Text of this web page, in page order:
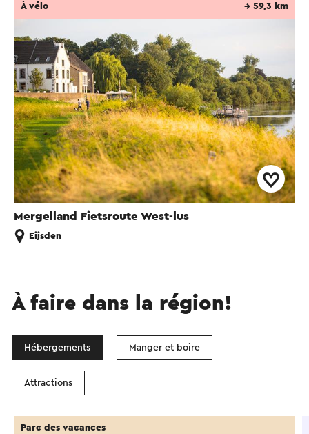
Mergelland Fietsroute West-lus
À vélo → 59,3 km
Eijsden
À faire dans la région!
Hébergements Manger et boire
Attractions
Parc des vacances